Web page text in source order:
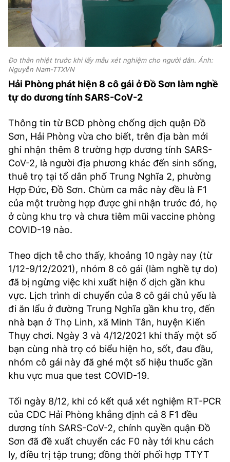
Đo thân nhiệt trước khi lấy mẫu xét nghiệm cho người dân. Ảnh:
Nguyễn Nam-TTXVN
Hải Phòng phát hiện 8 cô gái ở Đồ Sơn làm nghề
tự do dương tính SARS-CoV-2
Thông tin từ BCĐ phòng chống dịch quận Đồ
Sơn, Hải Phòng vừa cho biết, trên địa bàn mới
ghi nhận thêm 8 trường hợp dương tính SARS-
CoV-2, là người địa phương khác đến sinh sống,
thuê trọ tại tổ dân phố Trung Nghĩa 2, phường
Hợp Đức, Đồ Sơn. Chùm ca mắc này đều là F1
của một trường hợp được ghi nhận trước đó, họ
ở cùng khu trọ và chưa tiêm mũi vaccine phòng
COVID-19 nào.
Theo dịch tễ cho thấy, khoảng 10 ngày nay (từ
1/12-9/12/2021), nhóm 8 cô gái (làm nghề tự do)
đã bị ngừng việc khi xuất hiện ổ dịch gần khu
vực. Lịch trình di chuyển của 8 cô gái chủ yếu là
đi ăn lẩu ở đường Trung Nghĩa gần khu trọ, đến
nhà bạn ở Thọ Linh, xã Minh Tân, huyện Kiến
Thụy chơi. Ngày 3 và 4/12/2021 khi thấy một số
bạn cùng nhà trọ có biểu hiện ho, sốt, đau đầu,
nhóm cô gái này đã ghé một số hiệu thuốc gần
khu vực mua que test COVID-19.
Tối ngày 8/12, khi có kết quả xét nghiệm RT-PCR
của CDC Hải Phòng khẳng định cả 8 F1 đều
dương tính SARS-CoV-2, chính quyền quận Đồ
Sơn đã đề xuất chuyển các F0 này tới khu cách
ly, điều trị tập trung; đồng thời phối hợp TTYT